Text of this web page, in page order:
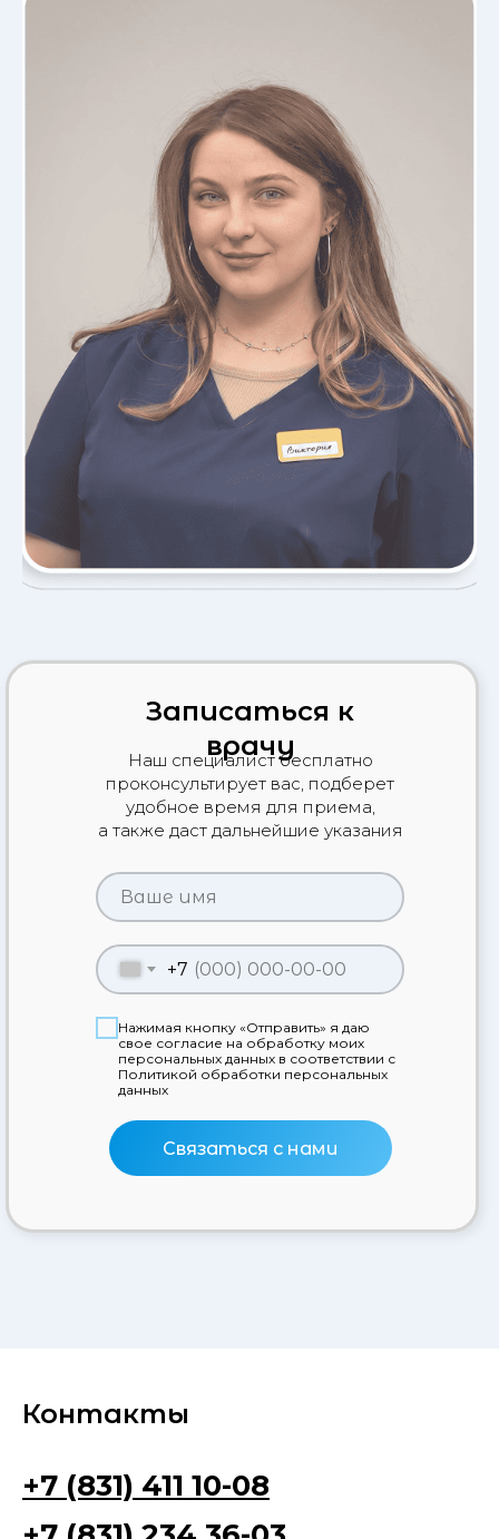
Записаться к
врачу
Наш специалист бесплатно
проконсультирует вас, подберет
удобное время для приема,
а также даст дальнейшие указания
+7
Нажимая кнопку «Отправить» я даю
свое согласие на обработку моих
персональных данных в соответствии с
Политикой обработки персональных
данных
Связаться с нами
Контакты
+7 (831) 411 10-08